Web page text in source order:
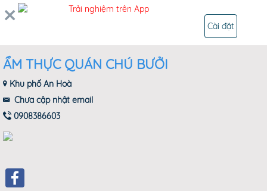
ẨM THỰC QUÁN CHÚ BƯỞI
Khu phố An Hoà
Chưa cập nhật email
0908386603
Trải nghiệm trên App
Cài đặt